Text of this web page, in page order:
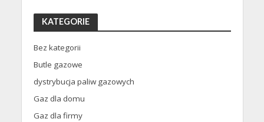
KATEGORIE
Bez kategorii
Butle gazowe
dystrybucja paliw gazowych
Gaz dla domu
Gaz dla firmy